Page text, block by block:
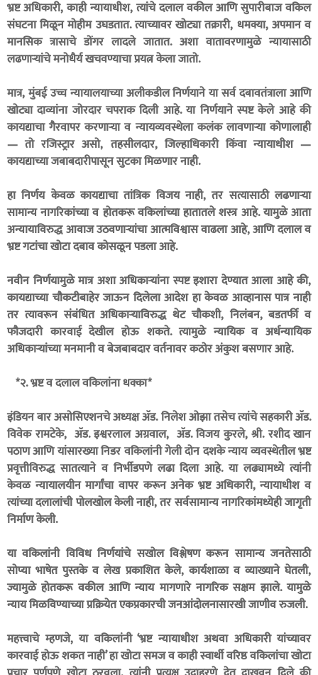
भ्रष्ट अधिकारी, काही न्यायाधीश, त्यांचे दलाल वकील आणि सुपारीबाज वकिल
संघटना मिळून मोहीम उघडतात. त्याच्यावर खोट्या तक्रारी, धमक्या, अपमान व
मानसिक त्रासाचे डोंगर लादले जातात. अशा वातावरणामुळे न्यायासाठी
लढणाऱ्यांचे मनोधैर्य खचवण्याचा प्रयत्न केला जातो.
मात्र, मुंबई उच्च न्यायालयाच्या अलीकडील निर्णयाने या सर्व दबावतंत्राला आणि
खोट्या दाव्यांना जोरदार चपराक दिली आहे. या निर्णयाने स्पष्ट केले आहे की
कायद्याचा गैरवापर करणाऱ्या व न्यायव्यवस्थेला कलंक लावणाऱ्या कोणालाही
— तो रजिस्ट्रार असो, तहसीलदार, जिल्हाधिकारी किंवा न्यायाधीश —
कायद्याच्या जबाबदारीपासून सुटका मिळणार नाही.
हा निर्णय केवळ कायद्याचा तांत्रिक विजय नाही, तर सत्यासाठी लढणाऱ्या
सामान्य नागरिकांच्या व होतकरू वकिलांच्या हातातले शस्त्र आहे. यामुळे आता
अन्यायाविरुद्ध आवाज उठवणाऱ्यांचा आत्मविश्वास वाढला आहे, आणि दलाल व
भ्रष्ट गटांचा खोटा दबाव कोसळून पडला आहे.
नवीन निर्णयामुळे मात्र अशा अधिकार्‍यांना स्पष्ट इशारा देण्यात आला आहे की,
कायद्याच्या चौकटीबाहेर जाऊन दिलेला आदेश हा केवळ आव्हानास पात्र नाही
तर त्यावरून संबंधित अधिकाऱ्याविरुद्ध थेट चौकशी, निलंबन, बडतर्फी व
फौजदारी कारवाई देखील होऊ शकते. त्यामुळे न्यायिक व अर्धन्यायिक
अधिकार्‍यांच्या मनमानी व बेजबाबदार वर्तनावर कठोर अंकुश बसणार आहे.
*२. भ्रष्ट व दलाल वकिलांना धक्का*
इंडियन बार असोसिएशनचे अध्यक्ष ॲड. निलेश ओझा तसेच त्यांचे सहकारी ॲड.
विवेक रामटेके, ॲड. इश्वरलाल अग्रवाल, ॲड. विजय कुरले, श्री. रशीद खान
पठाण आणि यांसारख्या निडर वकिलांनी गेली दोन दशके न्याय व्यवस्थेतील भ्रष्ट
प्रवृत्तीविरुद्ध सातत्याने व निर्भीडपणे लढा दिला आहे. या लढ्यामध्ये त्यांनी
केवळ न्यायालयीन मार्गांचा वापर करून अनेक भ्रष्ट अधिकारी, न्यायाधीश व
त्यांच्या दलालांची पोलखोल केली नाही, तर सर्वसामान्य नागरिकांमध्येही जागृती
निर्माण केली.
या वकिलांनी विविध निर्णयांचे सखोल विश्लेषण करून सामान्य जनतेसाठी
सोप्या भाषेत पुस्तके व लेख प्रकाशित केले, कार्यशाळा व व्याख्याने घेतली,
ज्यामुळे होतकरू वकील आणि न्याय मागणारे नागरिक सक्षम झाले. यामुळे
न्याय मिळविण्याच्या प्रक्रियेत एकप्रकारची जनआंदोलनासारखी जाणीव रुजली.
महत्त्वाचे म्हणजे, या वकिलांनी ‘भ्रष्ट न्यायाधीश अथवा अधिकारी यांच्यावर
कारवाई होऊ शकत नाही’ हा खोटा समज व काही स्वार्थी वरिष्ठ वकिलांचा खोटा